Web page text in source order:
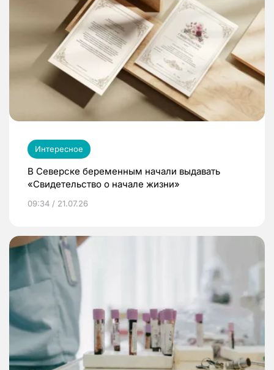
Интересное
В Северске беременным начали выдавать
«Свидетельство о начале жизни»
09:34 / 21.07.26